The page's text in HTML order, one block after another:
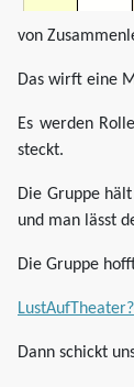
von
Das wirft eine
Es werden
steckt.
Die Gruppe
und man lässt
Die Gruppe
LustAufTheater?
Dann schickt